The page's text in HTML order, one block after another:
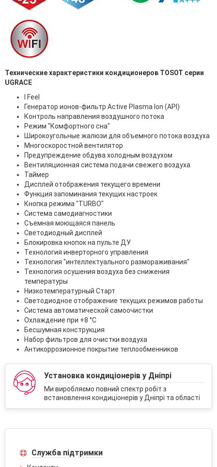
Технические характеристики кондиционеров TOSOT серии
UGRACE
I Feel
Генератор ионов-фильтр Active Plasma Ion (API)
Контроль направления воздушного потока
Режим "Комфортного сна"
Широкоугольные жалюзи для объемного потока воздуха
Многоскоростной вентилятор
Предупреждение обдува холодным воздухом
Вентиляционная система подачи свежего воздуха
Таймер
Дисплей отображения текущего времени
Функция запоминания текущих настроек
Кнопка режима "TURBO"
Система самодиагностики
Съемная моющаяся панель
Светодиодный дисплей
Блокировка кнопок на пульте ДУ
Технология инверторного управления
Технология "интеллектуального размораживания"
Технология осушения воздуха без снижения
температуры
Низкотемпературный Старт
Светодиодное отображение текущих режимов работы
Система автоматической самоочистки
Охлаждение при +8 °C
Бесшумная конструкция
Набор фильтров для очистки воздуха
Антикоррозионное покрытие теплообменников
Установка кондиціонерів у Дніпрі
Ми виробляємо повний спектр робіт з
встановлення кондиціонерів у Дніпрі та області
Служба підтримки